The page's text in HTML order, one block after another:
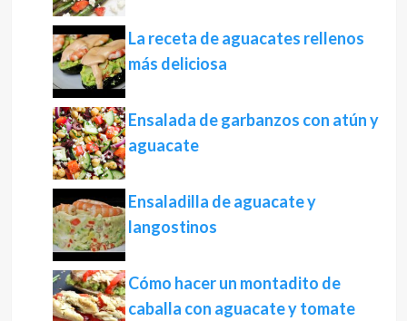
La receta de aguacates rellenos
más deliciosa
Ensalada de garbanzos con atún y
aguacate
Ensaladilla de aguacate y
langostinos
Cómo hacer un montadito de
caballa con aguacate y tomate